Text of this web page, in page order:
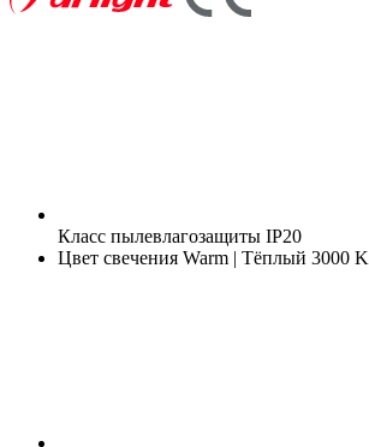
Класс пылевлагозащиты IP20
Цвет свечения Warm | Тёплый 3000 K